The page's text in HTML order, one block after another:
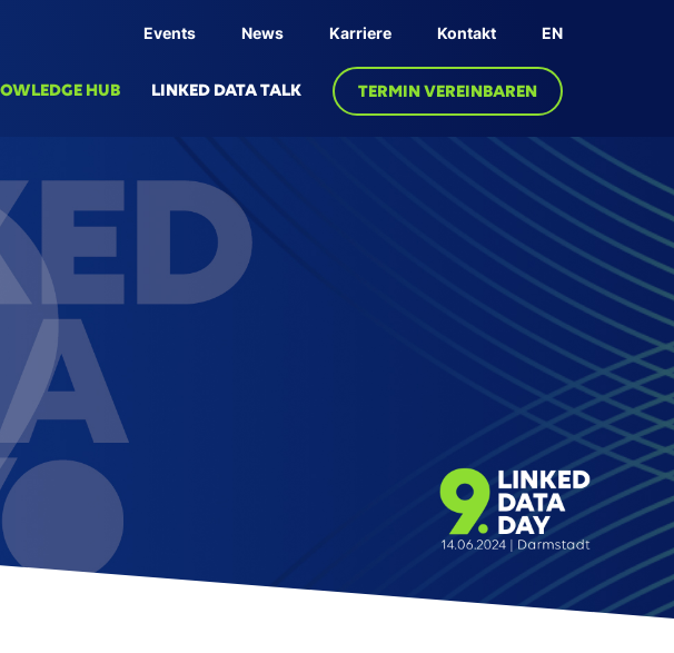
Events News Karriere Kontakt EN
HUB LINKED DATA TALK TERMIN VEREINBAREN
Knowledge Graph
Generative AI
AI/ML
Linksphere Plattform